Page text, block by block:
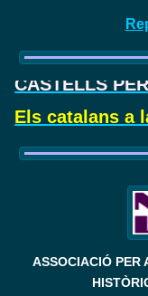
CASTELLS
Els catalans a
ASSOCIACIÓ PER